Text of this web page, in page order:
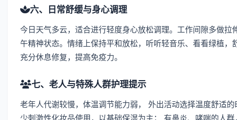
六、日常舒缓与身心调理
今日天气多云，适合进行轻度身心放松调理。工作间隙多做
午精神状态。情绪上保持平和放松，听听轻音乐、看看绿植
充分休息修复，提高免疫力。
七、老人与特殊人群护理提示
老年人代谢较慢，体温调节能力弱， 外出活动选择温度舒适
少刺激性化妆品使用，以基础保湿为主； 有鼻炎、哮喘的人